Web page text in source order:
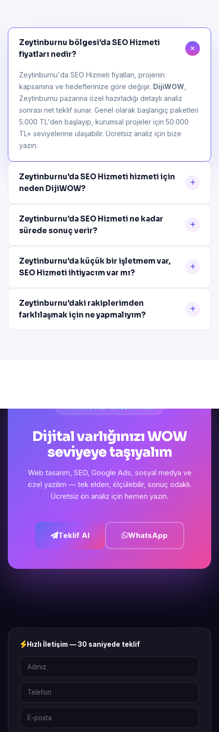
Zeytinburnu bölgesi'da SEO Hizmeti
fiyatları nedir?
Zeytinburnu'da SEO Hizmeti fiyatları, projenin
kapsamına ve hedeflerinize göre değişir. DijiWOW
Zeytinburnu pazarına özel hazırladığı detaylı analiz
sonrası net teklif sunar. Genel olarak başlangıç paketleri
5.000 TL'den başlayıp, kurumsal projeler için 50.000
TL+ seviyelerine ulaşabilir. Ücretsiz analiz için bize
yazın.
Zeytinburnu'da SEO Hizmeti hizmeti için
neden DijiWOW?
Zeytinburnu'da SEO Hizmeti ne kadar
sürede sonuç verir?
Zeytinburnu'da küçük bir işletmem var,
SEO Hizmeti ihtiyacım var mı?
Zeytinburnu'daki rakiplerimden
farklılaşmak için ne yapmalıyım?
Dijital varlığınızı WOW
seviyeye taşıyalım
Web tasarım, SEO, Google Ads, sosyal medya ve
özel yazılım — tek elden, ölçülebilir, sonuç odaklı.
Ücretsiz ön analiz için hemen yazın.
Teklif Al WhatsApp
Hızlı İletişim — 30 saniyede teklif